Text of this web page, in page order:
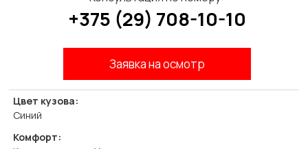
+375 (29) 708-10-10
Заявка на осмотр
Цвет кузова:
Синий
Комфорт: